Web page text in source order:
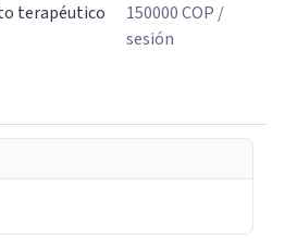
terapéutico
150000COP /
sesión